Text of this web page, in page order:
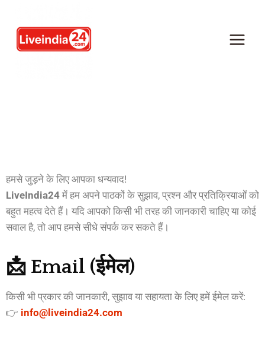
हमसे जुड़ने के लिए आपका धन्यवाद!
LiveIndia24 में हम अपने पाठकों के सुझाव, प्रश्न और प्रतिक्रियाओं को
बहुत महत्व देते हैं। यदि आपको किसी भी तरह की जानकारी चाहिए या कोई
सवाल है, तो आप हमसे सीधे संपर्क कर सकते हैं।
📩 Email (ईमेल)
किसी भी प्रकार की जानकारी, सुझाव या सहायता के लिए हमें ईमेल करें:
👉 info@liveindia24.com